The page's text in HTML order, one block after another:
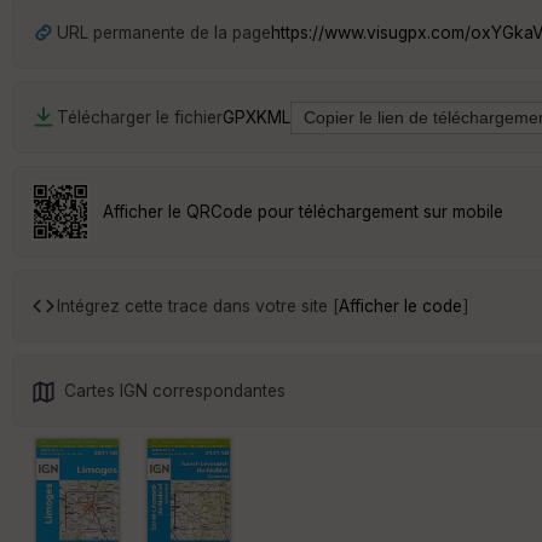
URL permanente de la pagehttps://www.visugpx.com/
Télécharger le fichierGPXKML
Afficher le QRCode pour téléchargement sur mobile
Intégrez cette trace dans votre site [Afficher le code]
Cartes IGN correspondantes